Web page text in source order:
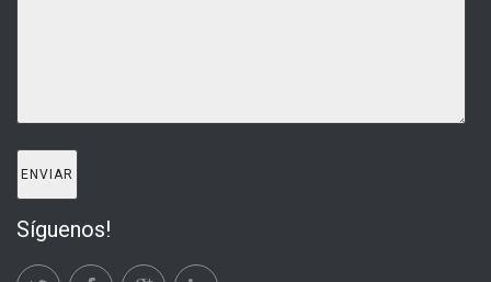
Síguenos!